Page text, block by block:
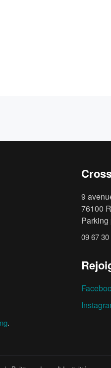
.
9
76100
09 67 30